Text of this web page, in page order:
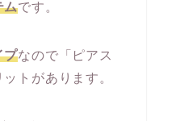
ムです。
プなので「ピアス
トがあります。